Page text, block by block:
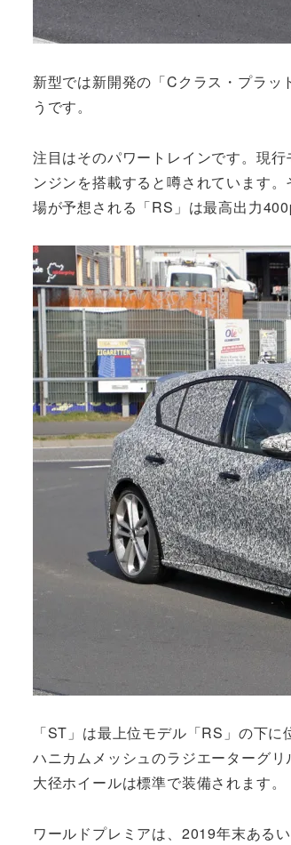
新型では新開発の「Cクラス・プラ
うです。
注目はそのパワートレインです。現
ンジンを搭載すると噂されています
場が予想される「RS」は最高出力
「ST」は最上位モデル「RS」の下
ハニカムメッシュのラジエーターグ
大径ホイールは標準で装備されます。
ワールドプレミアは、2019年末ある